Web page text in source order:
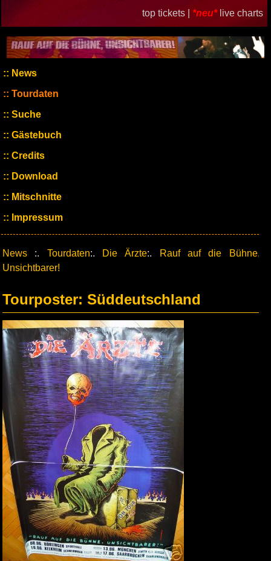
top tickets | *neu* live charts
News
Tourdaten
Suche
Gästebuch
Credits
Download
Mitschnitte
Impressum
News :. Tourdaten:. Die Ärzte:.
Rauf auf die Bühne,
Unsichtbarer!
Tourposter: Süddeutschland